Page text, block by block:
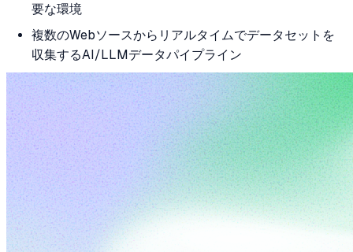
要な環境
複数のWebソースからリアルタイムでデータセットを
収集するAI/LLMデータパイプライン